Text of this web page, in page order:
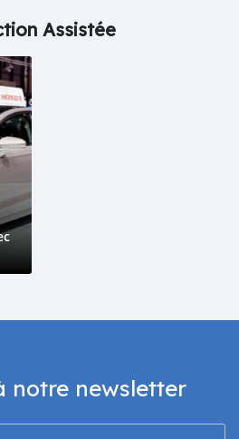
Assistée
notre newsletter